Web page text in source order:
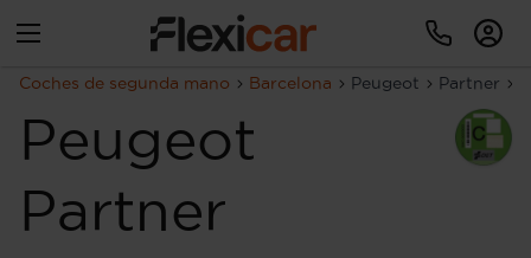
Coches de segunda mano Barcelona Peugeot Partner
Peugeot
Partner